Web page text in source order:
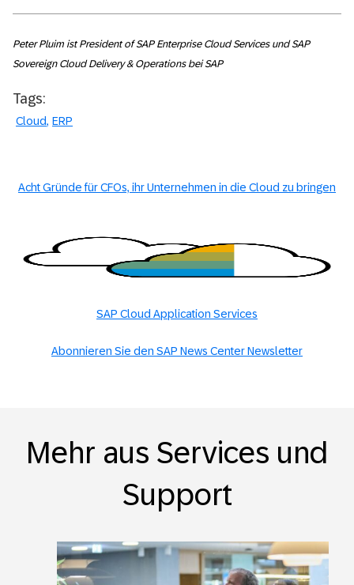
Peter Pluim ist President of SAP Enterprise Cloud Services und SAP
Sovereign Cloud Delivery & Operations bei SAP
Tags:
Cloud ERP
Acht Gründe für CFOs, ihr Unternehmen in die Cloud zu bringen
SAP Cloud Application Services
Abonnieren Sie den SAP News Center Newsletter
Mehr aus Services und
Support